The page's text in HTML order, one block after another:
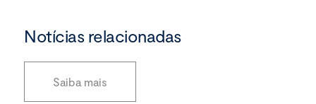
Notícias relacionadas
Saiba mais